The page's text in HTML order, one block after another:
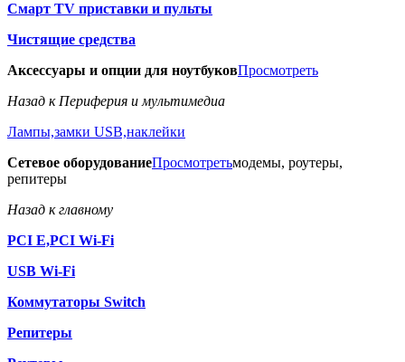
Смарт TV приставки и пульты
Чистящие средства
Аксессуары и опции для ноутбуковПросмотреть
Назад к Периферия и мультимедиа
Лампы,замки USB,наклейки
Сетевое оборудованиеПросмотретьмодемы, роутеры,
репитеры
Назад к главному
PCI E,PCI Wi-Fi
USB Wi-Fi
Коммутаторы Switch
Репитеры